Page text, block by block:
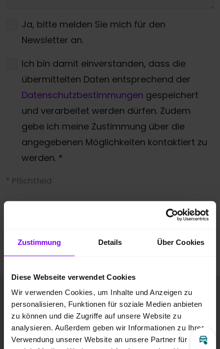
Zustimmung Details Über Cookies
Diese Webseite verwendet Cookies
Wir verwenden Cookies, um Inhalte und Anzeigen zu
personalisieren, Funktionen für soziale Medien anbieten
zu können und die Zugriffe auf unsere Website zu
analysieren. Außerdem geben wir Informationen zu Ihrer
Verwendung unserer Website an unsere Partner für
Ja, bitte melden Sie mich für den
Newsletter an.
Ich bin damit einverstanden, dass die
übermittelten Daten entsprechend der
Datenschutzbestimmungen gespeichert
und verarbeitet werden dürfen. Zudem
gebe ich meine Zustimmung über die
angegebenen Möglichkeiten kontaktiert zu
werden. *
* Pflichtfeld
Fahrzeugbilder